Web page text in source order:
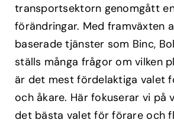
transportsektorn genomgått
förändringar. Med framväxten
baserade tjänster som Binc,
ställs många frågor om vilken
är det mest fördelaktiga valet
och åkare. Här fokuserar vi på
det bästa valet för förare och